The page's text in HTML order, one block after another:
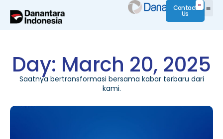
Contact
Us
Day: March 20, 2025
Saatnya bertransformasi bersama kabar terbaru dari
kami.